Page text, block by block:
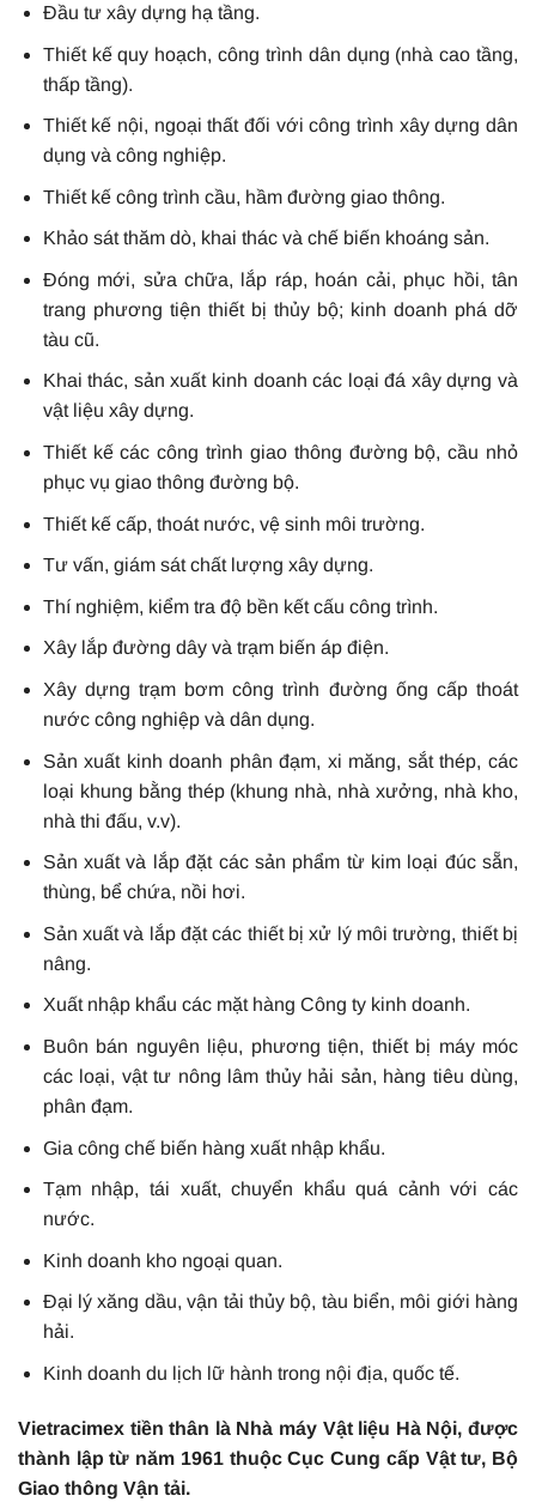
Đầu tư xây dựng hạ tầng.
Thiết kế quy hoạch, công trình dân dụng (nhà cao tầng,
thấp tầng).
Thiết kế nội, ngoại thất đối với công trình xây dựng dân
dụng và công nghiệp.
Thiết kế công trình cầu, hầm đường giao thông.
Khảo sát thăm dò, khai thác và chế biến khoáng sản.
Đóng mới, sửa chữa, lắp ráp, hoán cải, phục hồi, tân
trang phương tiện thiết bị thủy bộ; kinh doanh phá dỡ
tàu cũ.
Khai thác, sản xuất kinh doanh các loại đá xây dựng và
vật liệu xây dựng.
Thiết kế các công trình giao thông đường bộ, cầu nhỏ
phục vụ giao thông đường bộ.
Thiết kế cấp, thoát nước, vệ sinh môi trường.
Tư vấn, giám sát chất lượng xây dựng.
Thí nghiệm, kiểm tra độ bền kết cấu công trình.
Xây lắp đường dây và trạm biến áp điện.
Xây dựng trạm bơm công trình đường ống cấp thoát
nước công nghiệp và dân dụng.
Sản xuất kinh doanh phân đạm, xi măng, sắt thép, các
loại khung bằng thép (khung nhà, nhà xưởng, nhà kho,
nhà thi đấu, v.v).
Sản xuất và lắp đặt các sản phẩm từ kim loại đúc sẵn,
thùng, bể chứa, nồi hơi.
Sản xuất và lắp đặt các thiết bị xử lý môi trường, thiết bị
nâng.
Xuất nhập khẩu các mặt hàng Công ty kinh doanh.
Buôn bán nguyên liệu, phương tiện, thiết bị máy móc
các loại, vật tư nông lâm thủy hải sản, hàng tiêu dùng,
phân đạm.
Gia công chế biến hàng xuất nhập khẩu.
Tạm nhập, tái xuất, chuyển khẩu quá cảnh với các
nước.
Kinh doanh kho ngoại quan.
Đại lý xăng dầu, vận tải thủy bộ, tàu biển, môi giới hàng
hải.
Kinh doanh du lịch lữ hành trong nội địa, quốc tế.
Vietracimex tiền thân là Nhà máy Vật liệu Hà Nội, được
thành lập từ năm 1961 thuộc Cục Cung cấp Vật tư, Bộ
Giao thông Vận tải.